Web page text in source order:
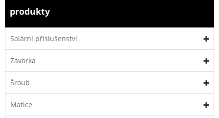
produkty
Solární příslušenství
Závorka
Šroub
Matice